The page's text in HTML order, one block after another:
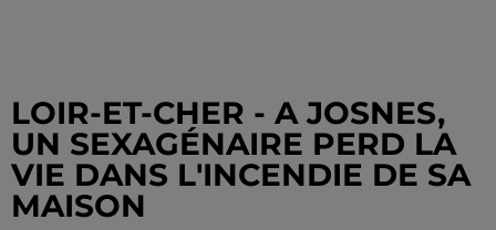
LOIR-ET-CHER - A JOSNES,
UN SEXAGÉNAIRE PERD LA
VIE DANS L'INCENDIE DE SA
MAISON